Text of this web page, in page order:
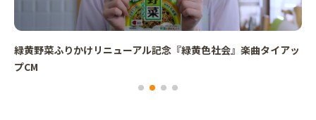
緑黄野菜ふりかけリニューアル記念『緑黄色社会』楽曲タイアッ
プCM